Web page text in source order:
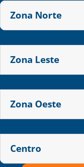
Zona Norte
Zona Leste
Zona Oeste
Centro